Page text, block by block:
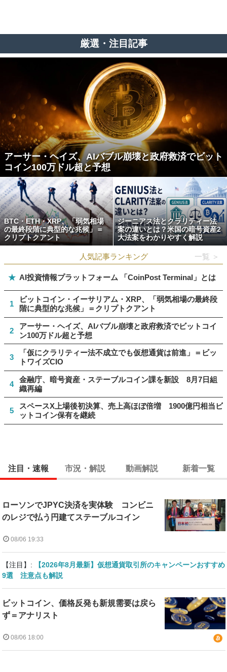
厳選・注目記事
アーサー・ヘイズ、AIバブル崩壊と政府救済でビット
コイン100万ドル超と予想
BTC・ETH・XRP、「弱気相場
の最終段階に典型的な兆候」＝
クリプトクアント
ジーニアス法とクラリティー法
案の違いとは？米国の暗号資産2
大法案をわかりやすく解説
人気記事ランキング 一覧 ＞
★ AI投資情報プラットフォーム 「CoinPost Terminal」とは
1
ビットコイン・イーサリアム・XRP、「弱気相場の最終段
階に典型的な兆候」＝クリプトクアント
2
アーサー・ヘイズ、AIバブル崩壊と政府救済でビットコイ
ン100万ドル超と予想
3
「仮にクラリティー法不成立でも仮想通貨は前進」＝ビッ
トワイズCIO
4
金融庁、暗号資産・ステーブルコイン課を新設 8月7日組
織再編
5
スペースX上場後初決算、売上高ほぼ倍増 1900億円相当ビ
ットコイン保有を継続
注目・速報 市況・解説 動画解説 新着一覧
ローソンでJPYC決済を実体験 コンビニ
のレジで払う円建てステーブルコイン
08/06 19:33
【注目】:
【2026年8月最新】仮想通貨取引所のキャンペーンおすすめ
9選 注意点も解説
ビットコイン、価格反発も新規需要は戻ら
ず＝アナリスト
08/06 18:00